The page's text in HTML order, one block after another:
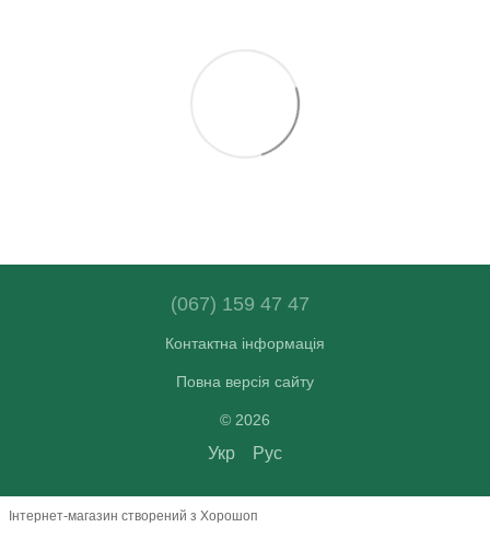
(067) 159 47 47
Контактна інформація
Повна версія сайту
© 2026
Укр Рус
Інтернет-магазин створений з Хорошоп